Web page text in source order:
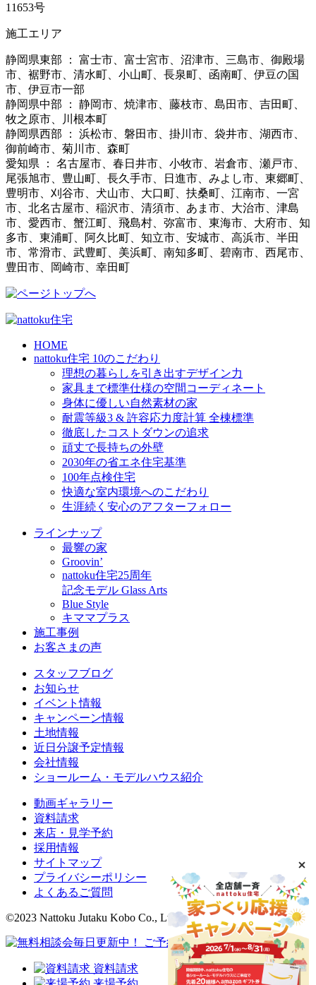
11653号
施工エリア
静岡県東部 ： 富士市、富士宮市、沼津市、三島市、御殿場
市、裾野市、清水町、小山町、長泉町、函南町、伊豆の国
市、伊豆市一部
静岡県中部 ： 静岡市、焼津市、藤枝市、島田市、吉田町、
牧之原市、川根本町
静岡県西部 ： 浜松市、磐田市、掛川市、袋井市、湖西市、
御前崎市、菊川市、森町
愛知県 ： 名古屋市、春日井市、小牧市、岩倉市、瀬戸市、
尾張旭市、豊山町、長久手市、日進市、みよし市、東郷町、
豊明市、刈谷市、犬山市、大口町、扶桑町、江南市、一宮
市、北名古屋市、稲沢市、清須市、あま市、大治市、津島
市、愛西市、蟹江町、飛島村、弥富市、東海市、大府市、知
多市、東浦町、阿久比町、知立市、安城市、高浜市、半田
市、常滑市、武豊町、美浜町、南知多町、碧南市、西尾市、
豊田市、岡崎市、幸田町
HOME
nattoku住宅 10のこだわり
理想の暮らしを引き出すデザイン力
家具まで標準仕様の空間コーディネート
身体に優しい自然素材の家
耐震等級3 & 許容応力度計算 全棟標準
徹底したコストダウンの追求
頑丈で長持ちの外壁
2030年の省エネ住宅基準
100年点検住宅
快適な室内環境へのこだわり
生涯続く安心のアフターフォロー
ラインナップ
最響の家
Groovin’
nattoku住宅25周年
記念モデル Glass Arts
Blue Style
キママプラス
施工事例
お客さまの声
スタッフブログ
お知らせ
イベント情報
キャンペーン情報
土地情報
近日分譲予定情報
会社情報
ショールーム・モデルハウス紹介
動画ギャラリー
資料請求
来店・見学予約
採用情報
サイトマップ
プライバシーポリシー
よくあるご質問
©2023 Nattoku Jutaku Kobo Co., Ltd.
資料請求